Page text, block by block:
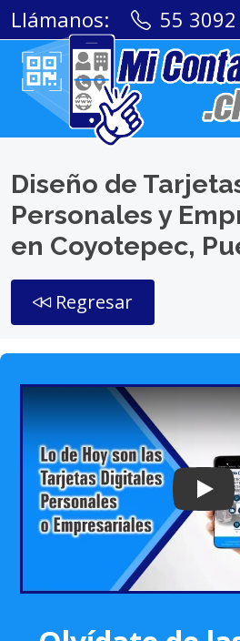
Llámanos: 55
Diseño de
Personales y
en Coyotepec,
Regresar
Play: